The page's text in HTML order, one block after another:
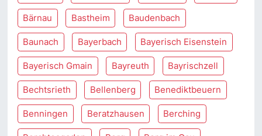
Bärnau Bastheim Baudenbach
Baunach Bayerbach Bayerisch Eisenstein
Bayerisch Gmain Bayreuth Bayrischzell
Bechtsrieth Bellenberg Benediktbeuern
Benningen Beratzhausen Berching